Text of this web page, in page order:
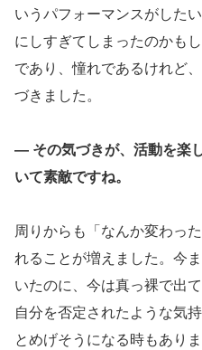
いうパフォーマンスがした
にしすぎてしまったのかも
であり、憧れであるけれど
づきました。
― その気づきが、活動を楽
いて素敵ですね。
周りからも「なんか変わっ
れることが増えました。今
いたのに、今は真っ裸で出
自分を否定されたような気
とめげそうになる時もあり